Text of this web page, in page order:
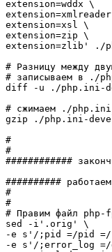
extension=wddx \
extension=xsl \
extension=zip \
extension=zlib'
. /
# Разницу между
# записываем в ./
diff
-u . /php.ini-
# сжимаем ./
gzip . /php.ini-
#
#
############
##########
#
#
# Правим файл
sed
-i '.orig'
-e s '/;pid =/pid
-e s '/;error_log